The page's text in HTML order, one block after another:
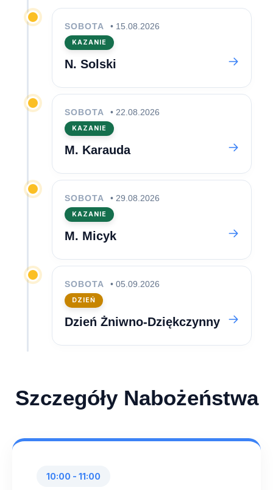
SOBOTA • 15.08.2026
KAZANIE
N. Solski
SOBOTA • 22.08.2026
KAZANIE
M. Karauda
SOBOTA • 29.08.2026
KAZANIE
M. Micyk
SOBOTA • 05.09.2026
DZIEŃ
Dzień Żniwno-Dziękczynny
Szczegóły Nabożeństwa
10:00 - 11:00